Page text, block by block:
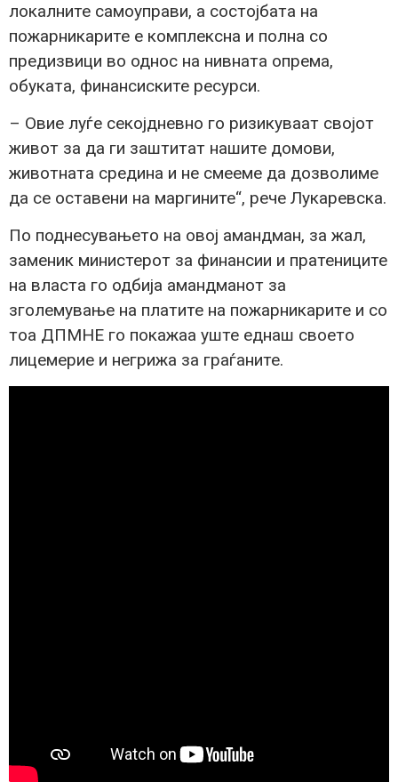
локалните самоуправи, а состојбата на
пожарникарите е комплексна и полна со
предизвици во однос на нивната опрема,
обуката, финансиските ресурси.
– Овие луѓе секојдневно го ризикуваат својот
живот за да ги заштитат нашите домови,
животната средина и не смееме да дозволиме
да се оставени на маргините“, рече Лукаревска.
По поднесувањето на овој амандман, за жал,
заменик министерот за финансии и пратениците
на власта го одбија амандманот за
зголемување на платите на пожарникарите и со
тоа ДПМНЕ го покажаа уште еднаш своето
лицемерие и негрижа за граѓаните.